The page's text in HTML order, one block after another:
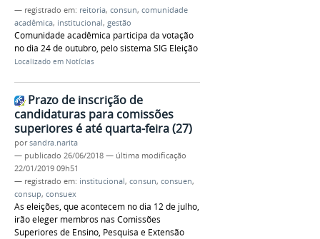
— registrado em: reitoria, consun, comunidade
acadêmica, institucional, gestão
Comunidade acadêmica participa da votação
no dia 24 de outubro, pelo sistema SIG Eleição
Localizado em Notícias
Prazo de inscrição de
candidaturas para comissões
superiores é até quarta-feira (27)
porsandra.narita
— publicado 26/06/2018 — última modificação
22/01/2019 09h51
— registrado em: institucional, consun, consuen,
consup, consuex
As eleições, que acontecem no dia 12 de julho,
irão eleger membros nas Comissões
Superiores de Ensino, Pesquisa e Extensão